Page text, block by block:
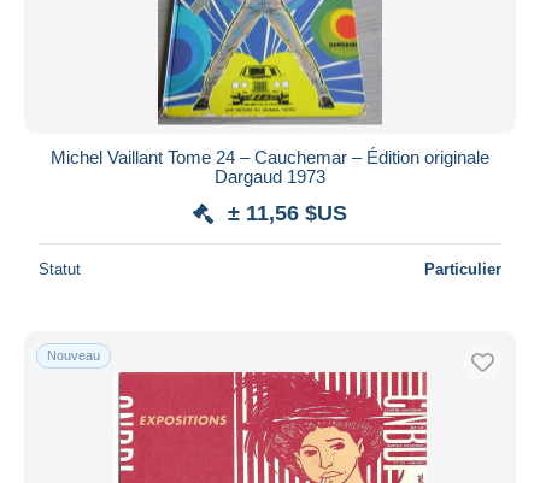
Michel Vaillant Tome 24 – Cauchemar – Édition originale
Dargaud 1973
± 11,56 $US
Statut Particulier
Nouveau